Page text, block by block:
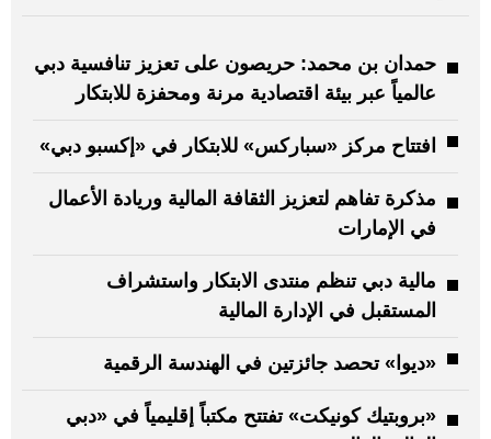
حمدان بن محمد: حريصون على تعزيز تنافسية دبي
عالمياً عبر بيئة اقتصادية مرنة ومحفزة للابتكار
افتتاح مركز «سباركس» للابتكار في «إكسبو دبي»
مذكرة تفاهم لتعزيز الثقافة المالية وريادة الأعمال
في الإمارات
مالية دبي تنظم منتدى الابتكار واستشراف
المستقبل في الإدارة المالية
«ديوا» تحصد جائزتين في الهندسة الرقمية
«بروبتيك كونيكت» تفتتح مكتباً إقليمياً في «دبي